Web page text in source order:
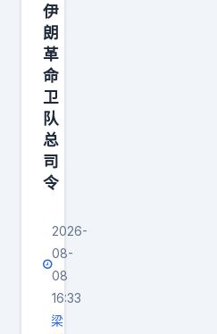
伊
朗
革
命
卫
队
总
司
令
2026-
08-
08
16:33
梁